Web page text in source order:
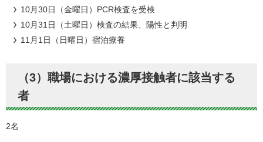
10月30日（金曜日）PCR検査を受検
10月31日（土曜日）検査の結果、陽性と判明
11月1日（日曜日）宿泊療養
（3）職場における濃厚接触者に該当する
者
2名